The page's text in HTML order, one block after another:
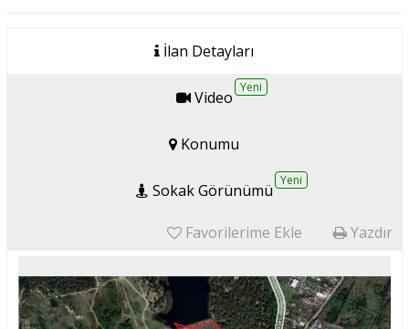
İlan Detayları
Video
Yeni
Konumu
Sokak Görünümü
Yeni
Favorilerime Ekle Yazdır